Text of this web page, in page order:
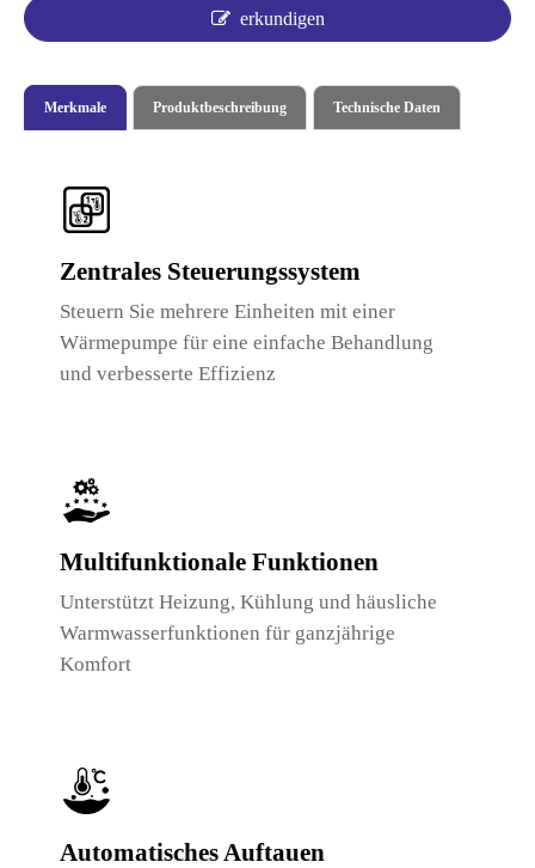
erkundigen
Merkmale Produktbeschreibung Technische Daten
Zentrales Steuerungssystem
Steuern Sie mehrere Einheiten mit einer
Wärmepumpe für eine einfache Behandlung
und verbesserte Effizienz
Multifunktionale Funktionen
Unterstützt Heizung, Kühlung und häusliche
Warmwasserfunktionen für ganzjährige
Komfort
Automatisches Auftauen